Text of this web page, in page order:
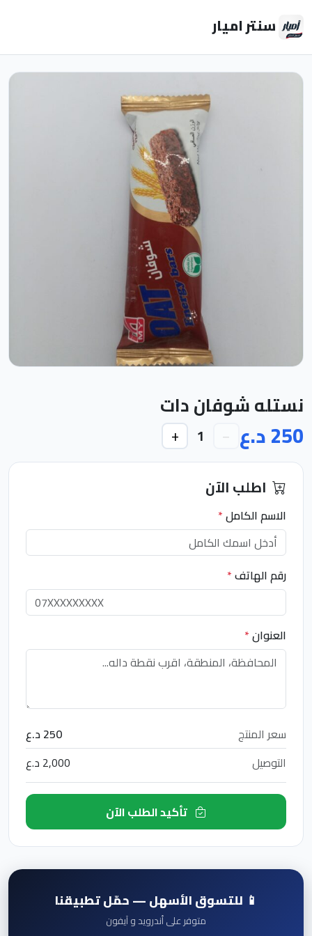
سنتر اميار
نستله شوفان دات
250 د.ع −
1
+
اطلب الآن
الاسم الكامل*
رقم الهاتف*
العنوان*
سعر المنتج
250 د.ع
التوصيل
2,000 د.ع
📱 للتسوق الأسهل — حمّل تطبيقنا
متوفر على أندرويد و آيفون